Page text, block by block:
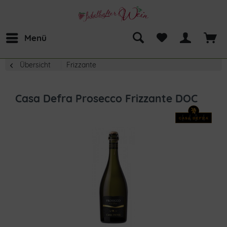
Menü
Übersicht Frizzante
Casa Defra Prosecco Frizzante DOC